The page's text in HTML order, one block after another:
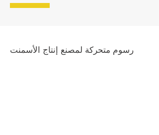
رسوم متحركة لمصنع إنتاج الأسمنت